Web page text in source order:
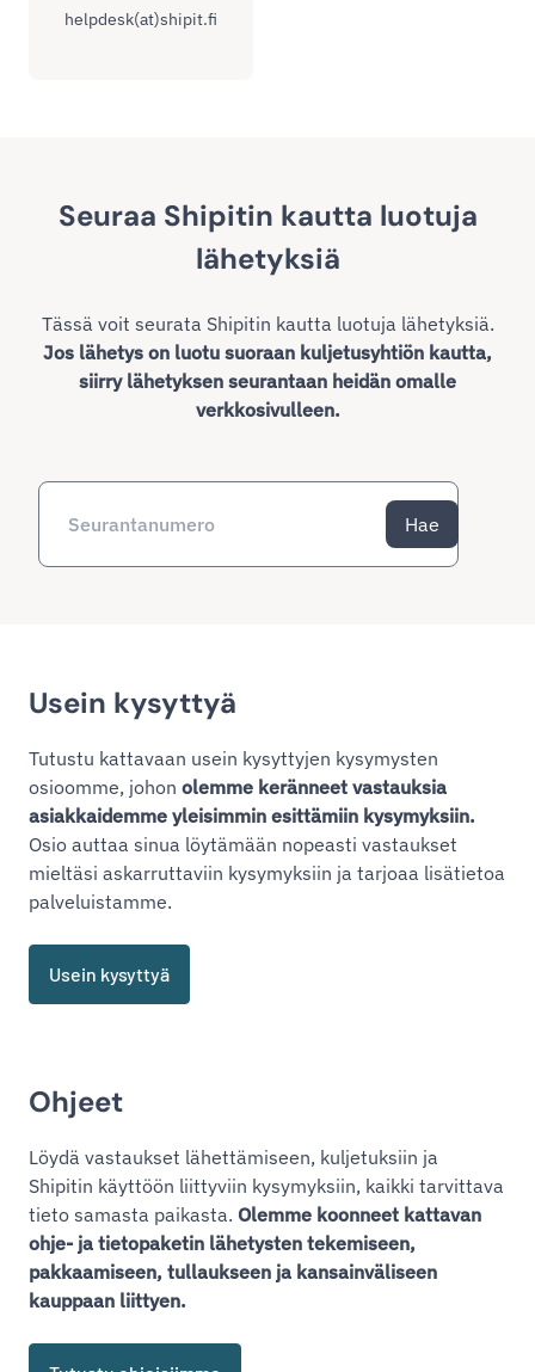
helpdesk(at)shipit.fi
Seuraa Shipitin kautta luotuja
lähetyksiä
Tässä voit seurata Shipitin kautta luotuja lähetyksiä.
Jos lähetys on luotu suoraan kuljetusyhtiön kautta,
siirry lähetyksen seurantaan heidän omalle
verkkosivulleen.
Hae
Usein kysyttyä
Tutustu kattavaan usein kysyttyjen kysymysten
osioomme, johon olemme keränneet vastauksia
asiakkaidemme yleisimmin esittämiin kysymyksiin.
Osio auttaa sinua löytämään nopeasti vastaukset
mieltäsi askarruttaviin kysymyksiin ja tarjoaa lisätietoa
palveluistamme.
Usein kysyttyä
Ohjeet
Löydä vastaukset lähettämiseen, kuljetuksiin ja
Shipitin käyttöön liittyviin kysymyksiin, kaikki tarvittava
tieto samasta paikasta. Olemme koonneet kattavan
ohje- ja tietopaketin lähetysten tekemiseen,
pakkaamiseen, tullaukseen ja kansainväliseen
kauppaan liittyen.